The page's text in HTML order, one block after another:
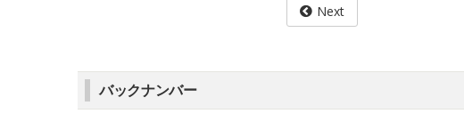
Next
バックナンバー